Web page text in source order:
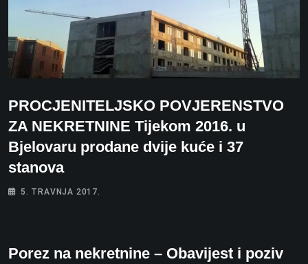
PROCJENITELJSKO POVJERENSTVO
ZA NEKRETNINE Tijekom 2016. u
Bjelovaru prodane dvije kuće i 37
stanova
5. TRAVNJA 2017.
Porez na nekretnine – Obavijest i poziv